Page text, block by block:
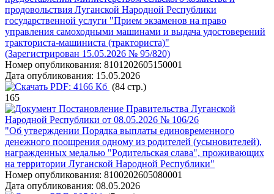
продовольствия Луганской Народной Республики
государственной услуги "Прием экзаменов на право
управления самоходными машинами и выдача удостоверений
тракториста-машиниста (тракториста)"
(Зарегистрирован 15.05.2026 № 95/820)
Номер опубликования: 8101202605150001
Дата опубликования: 15.05.2026
PDF: 4166 Кб (84 стр.)
165
Постановление Правительства Луганской
Народной Республики от 08.05.2026 № 106/26
"Об утверждении Порядка выплаты единовременного
денежного поощрения одному из родителей (усыновителей),
награжденных медалью "Родительская слава", проживающих
на территории Луганской Народной Республики"
Номер опубликования: 8100202605080001
Дата опубликования: 08.05.2026